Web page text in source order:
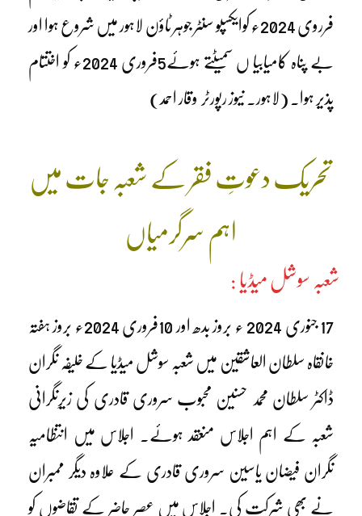
فرروی 2024ء کوایکسپو سنٹر جوہر ٹاؤن لاہور میں شروع ہوا اور
بے پناہ کامیابیا ں سمیٹتے ہوئے5فروری 2024ء کو اختتام
پذیر ہوا۔ (لاہور۔ نیوز رپورٹر وقار احمد)
تحریک دعوتِ فقر کے شعبہ جات میں
اہم سرگرمیاں
شعبہ سوشل میڈیا :
17 جنوری 2024 ء بروز بدھ اور 10فروری 2024ء بروز ہفتہ
خانقاہ سلطان العاشقین میں شعبہ سوشل میڈیا کے خلیفہ نگران
ڈاکٹر سلطان محمد حسنین محبوب سروری قادری کی زیرِنگرانی
شعبہ کے اہم اجلاس منعقد ہوئے۔ اجلاس میں انتظامیہ
نگران فیضان یاسین سروری قادری کے علاوہ دیگر ممبران
نے بھی شرکت کی۔ اجلاس میں عصرِ حاضر کے تقاضوں کو